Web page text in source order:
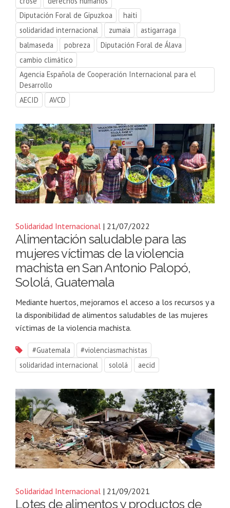
Diputación Foral de Gipuzkoa
haiti
solidaridad internacional
zumaia
astigarraga
balmaseda
pobreza
Diputación Foral de Álava
cambio climático
Agencia Española de Cooperación Internacional para el
Desarrollo
AECID
AVCD
Solidaridad Internacional | 21/07/2022
Alimentación saludable para las
mujeres víctimas de la violencia
machista en San Antonio Palopó,
Sololá, Guatemala
Mediante huertos, mejoramos el acceso a los recursos y a
la disponibilidad de alimentos saludables de las mujeres
víctimas de la violencia machista.
#Guatemala
#violenciasmachistas
solidaridad internacional
sololá aecid
Solidaridad Internacional | 21/09/2021
Lotes de alimentos y productos de